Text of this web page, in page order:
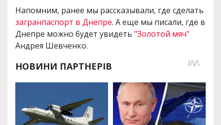
Напомним, ранее мы рассказывали, где сделать
загранпаспорт в Днепре. А еще мы писали, где в
Днепре можно будет увидеть "Золотой мяч"
Андрея Шевченко.